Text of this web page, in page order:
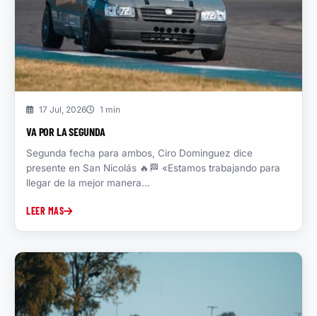
17 Jul, 2026 1 min
VA POR LA SEGUNDA
Segunda fecha para ambos, Ciro Dominguez dice
presente en San Nicolás 🔥🏁 «Estamos trabajando para
llegar de la mejor manera...
LEER MAS